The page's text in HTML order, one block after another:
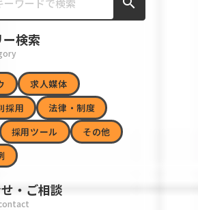
検索
求人媒体
採用
法律・制度
採用ツール
その他
・ご相談